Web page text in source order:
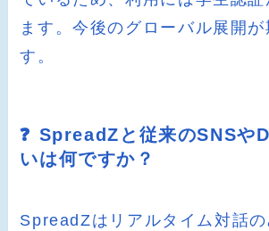
ます。今後のグローバル展開が
す。
❓ SpreadZと従来のSNSや
いは何ですか？
SpreadZはリアルタイム対話の